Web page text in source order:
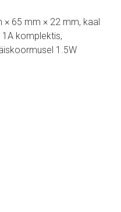
× 65 mm × 22 mm, kaal
komplektis,
1.5W